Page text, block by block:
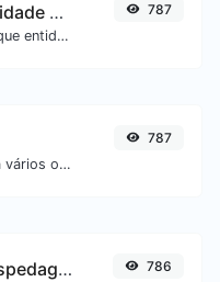
Conversor de entidade HTML
Codifique ou decodifique entidades HTML para qualquer entrada.
787
Converta sua cor para vários outros formatos.
787
Verificador de hospedagem do site 786